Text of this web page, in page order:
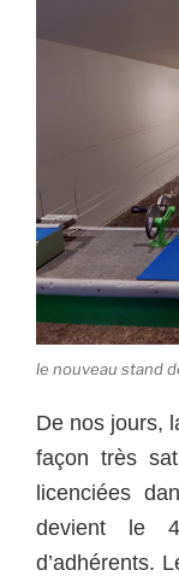
le nouveau stand
De nos jours,
façon très
licenciées
devient le
d’adhérents.